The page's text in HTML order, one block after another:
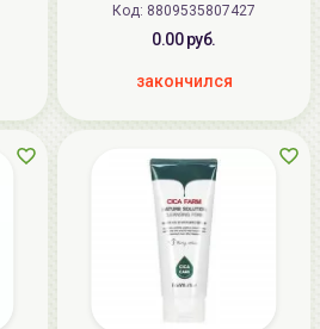
Код: 8809535807427
0.00 руб.
закончился